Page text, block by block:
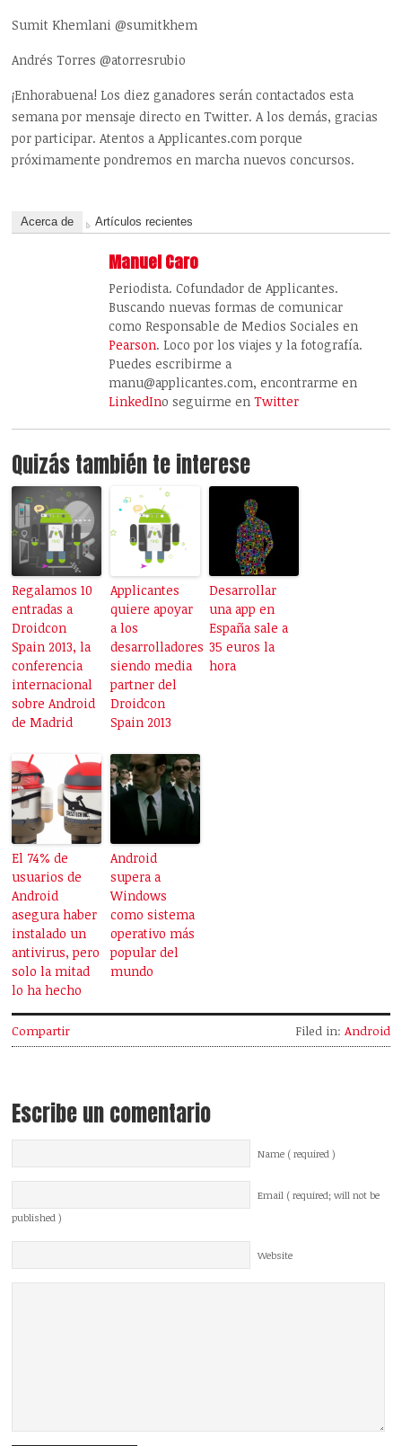
Sumit Khemlani @sumitkhem
Andrés Torres @atorresrubio
¡Enhorabuena! Los diez ganadores serán contactados esta
semana por mensaje directo en Twitter. A los demás, gracias
por participar. Atentos a Applicantes.com porque
próximamente pondremos en marcha nuevos concursos.
Acerca de Artículos recientes
Manuel Caro
Periodista. Cofundador de Applicantes.
Buscando nuevas formas de comunicar
como Responsable de Medios Sociales en
Pearson. Loco por los viajes y la fotografía.
Puedes escribirme a
manu@applicantes.com, encontrarme en
LinkedIno seguirme enTwitter
Quizás también te interese
Regalamos 10
entradas a
Droidcon
Spain 2013, la
conferencia
internacional
sobre Android
de Madrid
Applicantes
quiere apoyar
a los
desarrolladores
siendo media
partner del
Droidcon
Spain 2013
Desarrollar
una app en
España sale a
35 euros la
hora
El 74% de
usuarios de
Android
asegura haber
instalado un
antivirus, pero
solo la mitad
lo ha hecho
Android
supera a
Windows
como sistema
operativo más
popular del
mundo
Compartir Filed in: Android
Escribe un comentario
Name ( required )
Email ( required; will not be
published )
Website